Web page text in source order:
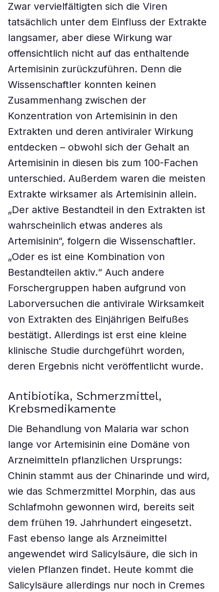
Zwar vervielfältigten sich die Viren
tatsächlich unter dem Einfluss der Extrakte
langsamer, aber diese Wirkung war
offensichtlich nicht auf das enthaltende
Artemisinin zurückzuführen. Denn die
Wissenschaftler konnten keinen
Zusammenhang zwischen der
Konzentration von Artemisinin in den
Extrakten und deren antiviraler Wirkung
entdecken – obwohl sich der Gehalt an
Artemisinin in diesen bis zum 100-Fachen
unterschied. Außerdem waren die meisten
Extrakte wirksamer als Artemisinin allein.
„Der aktive Bestandteil in den Extrakten ist
wahrscheinlich etwas anderes als
Artemisinin“, folgern die Wissenschaftler.
„Oder es ist eine Kombination von
Bestandteilen aktiv.“ Auch andere
Forschergruppen haben aufgrund von
Laborversuchen die antivirale Wirksamkeit
von Extrakten des Einjährigen Beifußes
bestätigt. Allerdings ist erst eine kleine
klinische Studie durchgeführt worden,
deren Ergebnis nicht veröffentlicht wurde.
Antibiotika, Schmerzmittel,
Krebsmedikamente
Die Behandlung von Malaria war schon
lange vor Artemisinin eine Domäne von
Arzneimitteln pflanzlichen Ursprungs:
Chinin stammt aus der Chinarinde und wird,
wie das Schmerzmittel Morphin, das aus
Schlafmohn gewonnen wird, bereits seit
dem frühen 19. Jahrhundert eingesetzt.
Fast ebenso lange als Arzneimittel
angewendet wird Salicylsäure, die sich in
vielen Pflanzen findet. Heute kommt die
Salicylsäure allerdings nur noch in Cremes